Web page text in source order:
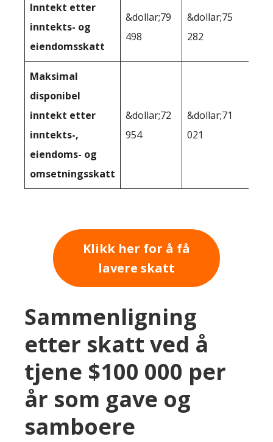
Inntekt etter
inntekts- og
eiendomsskatt
&dollar;79
498
&dollar;75
282
Maksimal
disponibel
inntekt etter
inntekts-,
eiendoms- og
omsetningsskatt
&dollar;72
954
&dollar;71
021
Klikk her for å få
lavere skatt
Sammenligning
etter skatt ved å
tjene $100 000 per
år som gave og
samboere